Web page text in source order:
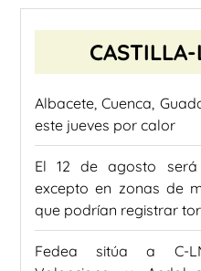
Albacete, Cuenca,
este jueves por calor
El 12 de agosto
excepto en zonas de
que podrían registrar
Fedea sitúa a C-